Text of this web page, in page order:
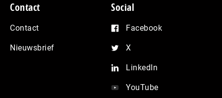
Contact
Contact
Nieuwsbrief
Social
Facebook
X
LinkedIn
YouTube